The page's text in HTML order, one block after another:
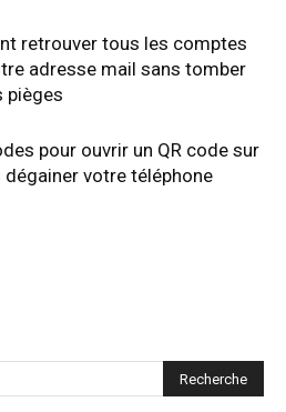
retrouver tous les comptes
adresse mail sans tomber
pièges
pour ouvrir un QR code sur
dégainer votre téléphone